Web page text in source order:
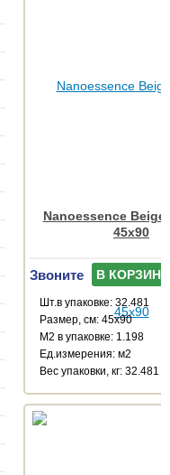
Nanoessence Beige
45x90
Звоните В КОРЗИНУ
Шт.в упаковке: 32.481
Размер, см: 45x90
М2 в упаковке: 1.198
Ед.измерения: м2
Веc упаковки, кг: 32.481